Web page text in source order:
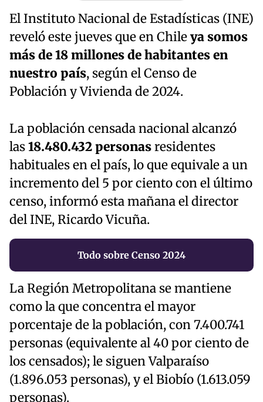
El Instituto Nacional de Estadísticas (INE)
reveló este jueves que en Chileya somos
más de 18 millones de habitantes en
nuestro país, según el Censo de
Población y Vivienda de 2024.
La población censada nacional alcanzó
las18.480.432 personasresidentes
habituales en el país, lo que equivale a un
incremento del 5 por ciento con el último
censo, informó esta mañana el director
del INE, Ricardo Vicuña.
Todo sobre Censo 2024
La Región Metropolitana se mantiene
como la que concentra el mayor
porcentaje de la población, con 7.400.741
personas (equivalente al 40 por ciento de
los censados); le siguen Valparaíso
(1.896.053 personas), y el Biobío (1.613.059
personas).